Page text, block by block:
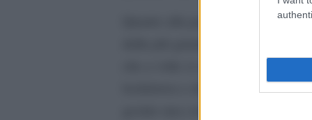
Quanto alla pandemia, ha
che a volte si sovrappongono.
lockdown e chi vorrebbe aprire
gestire una comunità non esiste